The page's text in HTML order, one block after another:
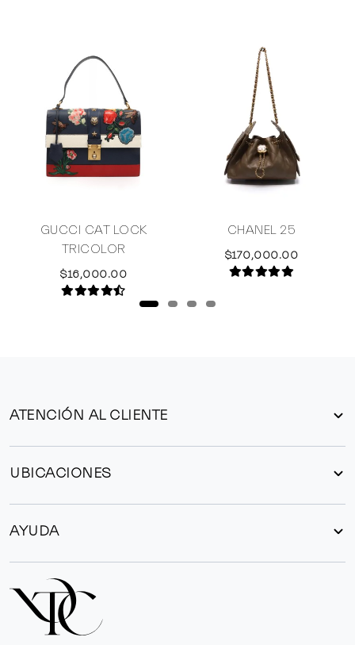
GUCCI CAT LOCK
TRICOLOR
$16,000.00
CHANEL 25
$170,000.00
ATENCIÓN AL CLIENTE
UBICACIONES
AYUDA